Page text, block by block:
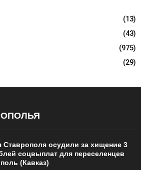
(13)
(43)
(975)
(29)
Ставрополя осудили за хищение 3
соцвыплат для переселенцев
(Кавказ)